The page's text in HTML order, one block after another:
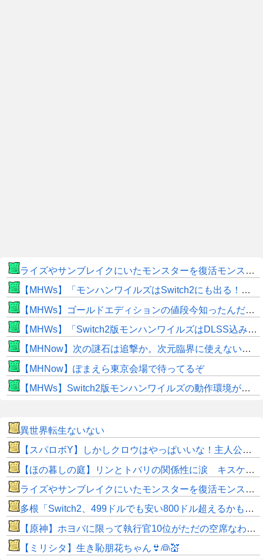
ライズやサンブレイクにいたモンスターを復活モンスターと呼ぶのはやめよう
【MHWs】「モンハンワイルズはSwitch2にも出る！」👈こいつにかけたい言葉ｗｗｗｗｗｗｗｗｗ
【MHWs】ゴールドエディションの値段今知ったんだけどやっっっっっっすwwwww
【MHWs】「Switch2版モンハンワイルズはDLSS込みで最大1440p動作」
【MHNow】次の謎石は追撃か。次元臨界に使えない時点で闘気活性以下のスキルだわ
【MHNow】ぽまえら東京会場で待ってるぞ
【MHWs】Switch2版モンハンワイルズの動作環境が判明！
異世界転生ないない
【スパロボY】しかしクロウはやっぱいいな！主人公として魅力的すぎる…！
【ほの暮しの庭】リンとトバリの関係性に涙 キスケの株も急上昇
ライズやサンブレイクにいたモンスターを復活モンスターと呼ぶのはやめよう
多根「Switch2、499ドルでも安い800ドル超えるかも。PS5は直近での値上げ可能性低い」
【原神】ホヨバに限って執行官10位がただの空席なわけない！
【ミリシタ】生き恥朋花ちゃん👙👰💒